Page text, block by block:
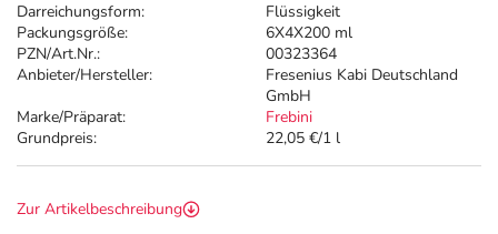
Darreichungsform:
Flüssigkeit
Packungsgröße:
6X4X200 ml
PZN/Art.Nr.:
00323364
Anbieter/Hersteller:
Fresenius Kabi Deutschland
GmbH
Marke/Präparat:
Frebini
Grundpreis:
22,05 €/1 l
Zur Artikelbeschreibung